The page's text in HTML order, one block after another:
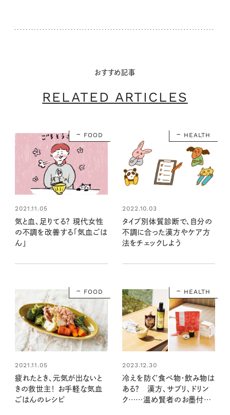
おすすめ記事
RELATED ARTICLES
FOOD
2021.11.05
気と血、足りてる？ 現代女性
の不調を改善する「気血ごは
ん」
HEALTH
2022.10.03
タイプ別体質診断で、自分の
不調に合った漢方やケア方
法をチェックしよう
FOOD
2021.11.05
疲れたとき、元気が出ないと
きの救世主！ お手軽な気血
ごはんのレシピ
HEALTH
2023.12.30
冷えを防ぐ食べ物・飲み物は
ある？ 漢方、サプリ、ドリン
ク……温め賢者のお墨付き